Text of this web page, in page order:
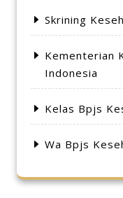
Skrining
Kementerian
Indonesia
Kelas Bpjs
Wa Bpjs